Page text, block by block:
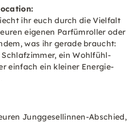
ihr euch durch die Vielfalt
eigenen Parfümroller oder
was ihr gerade braucht:
ein Wohlfühl-
einfach ein kleiner Energie-
Junggesellinnen-Abschied,